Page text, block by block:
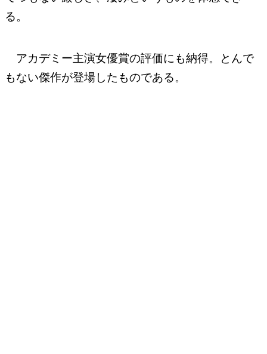
る。
アカデミー主演女優賞の評価にも納得。とんで
もない傑作が登場したものである。